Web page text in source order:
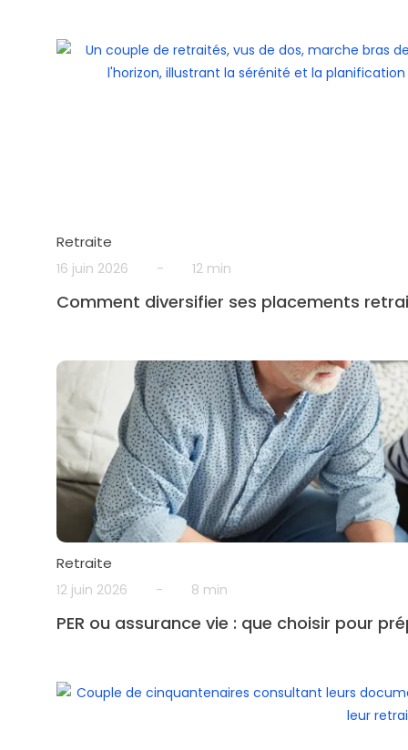
Retraite
16 juin 2026 - 12 min
Comment diversifier ses placements
Retraite
12 juin 2026 - 8 min
PER ou assurance vie : que choisir pour